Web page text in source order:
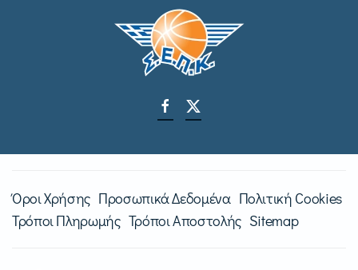
Όροι Χρήσης Προσωπικά Δεδομένα Πολιτική Cookies
Τρόποι Πληρωμής Τρόποι Αποστολής Sitemap